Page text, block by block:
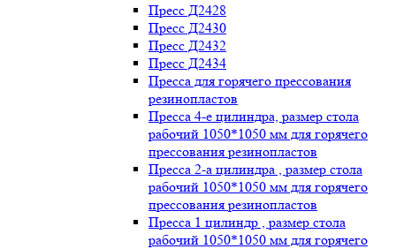
Пресс Д2428
Пресс Д2430
Пресс Д2432
Пресс Д2434
Пресса для горячего прессования
резинопластов
Пресса 4-е цилиндра, размер стола
рабочий 1050*1050 мм для горячего
прессования резинопластов
Пресса 2-а цилиндра , размер стола
рабочий 1050*1050 мм для горячего
прессования резинопластов
Пресса 1 цилиндр , размер стола
рабочий 1050*1050 мм для горячего